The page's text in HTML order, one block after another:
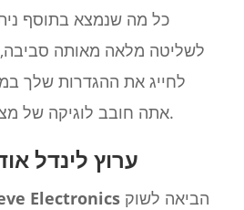
לשליטה מלאה מאותה
לחייג את ההגדרות שלך
אתה חובב לוגיקה של מצב מוצק, זה לא מוזר.
8. ערוץ לינדל אודיו 80
Electronicsהביאה לשוק